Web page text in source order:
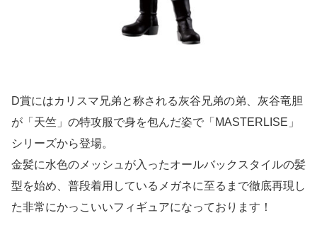
D賞にはカリスマ兄弟と称される灰谷兄弟の弟、灰谷竜胆
が「天竺」の特攻服で身を包んだ姿で「MASTERLISE」
シリーズから登場。
金髪に水色のメッシュが入ったオールバックスタイルの髪
型を始め、普段着用しているメガネに至るまで徹底再現し
た非常にかっこいいフィギュアになっております！